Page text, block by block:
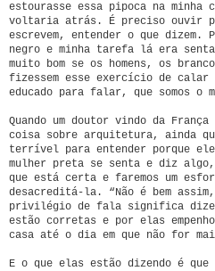
estourasse essa pipoca na minha
voltaria atrás. É preciso ouvir
escrevem, entender o que
negro e minha tarefa lá era
muito bom se os homens, os
fizessem esse exercício de
educado para falar, que somos o
Quando um doutor vindo da
coisa sobre arquitetura, ainda
terrível para entender porque ele
mulher preta se senta e diz
que está certa e faremos um
desacreditá-la. “Não é bem
privilégio de fala significa
estão corretas e por elas
casa até o dia em que não for
E o que elas estão dizendo é